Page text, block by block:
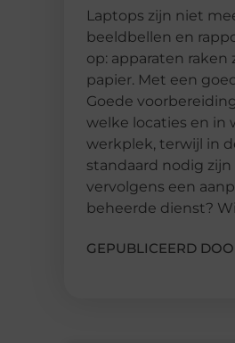
Laptops zijn niet
beeldbellen en
op: apparaten
papier. Met een
Goede
welke locaties en in
werkplek, terwijl in
standaard nodig
vervolgens een
beheerde dienst?
GEPUBLICEERD